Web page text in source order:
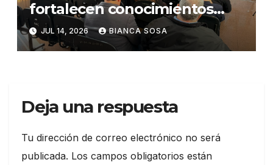
fortalecen conocimientos
sobre administración de
contratos públicos
JUL 14, 2026 BIANCA SOSA
Deja una respuesta
Tu dirección de correo electrónico no será
publicada. Los campos obligatorios están